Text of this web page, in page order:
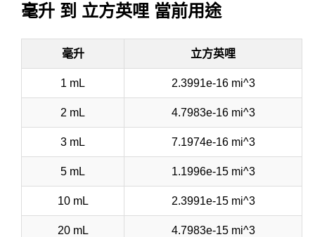
毫升 到 立方英哩 當前用途
毫升 立方英哩
1 mL 2.3991e-16 mi^3
2 mL 4.7983e-16 mi^3
3 mL 7.1974e-16 mi^3
5 mL 1.1996e-15 mi^3
10 mL 2.3991e-15 mi^3
20 mL 4.7983e-15 mi^3